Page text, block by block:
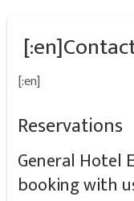
[:en]
Reservations
General Hotel
booking with